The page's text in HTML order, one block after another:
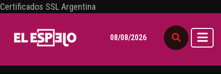
Certificados SSL Argentina
08/08/2026